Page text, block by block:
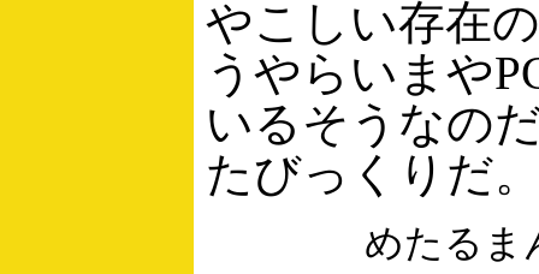
やこしい存在
うやらいまや
いるそうなの
たびっくりだ
めたるま